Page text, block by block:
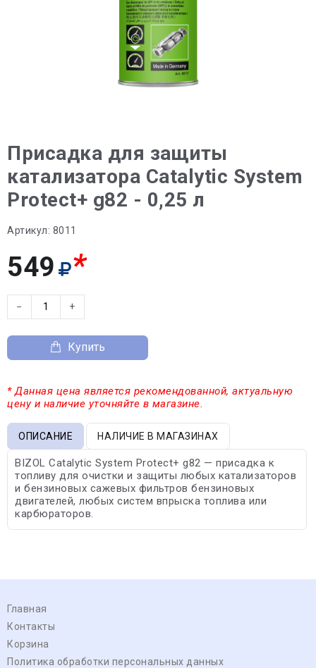
Присадка для защиты
катализатора Catalytic System
Protect+ g82 - 0,25 л
Артикул: 8011
549 *
− +
Купить
* Данная цена является рекомендованной, актуальную
цену и наличие уточняйте в магазине.
ОПИСАНИЕ НАЛИЧИЕ В МАГАЗИНАХ
BIZOL Catalytic System Protect+ g82 — присадка к
топливу для очистки и защиты любых катализаторов
и бензиновых сажевых фильтров бензиновых
двигателей, любых систем впрыска топлива или
карбюраторов.
Главная
Контакты
Корзина
Политика обработки персональных данных